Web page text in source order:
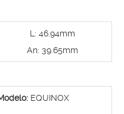
L: 46.94mm
An: 39.65mm
EQUINOX